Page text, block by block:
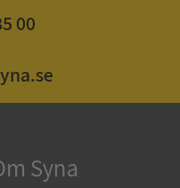
00
Syna
Inriktning
cookies.